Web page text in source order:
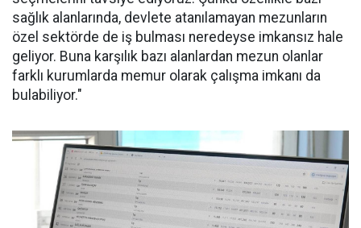
sağlık alanlarında, devlete atanılamayan mezunların
özel sektörde de iş bulması neredeyse imkansız hale
geliyor. Buna karşılık bazı alanlardan mezun olanlar
farklı kurumlarda memur olarak çalışma imkanı da
bulabiliyor."